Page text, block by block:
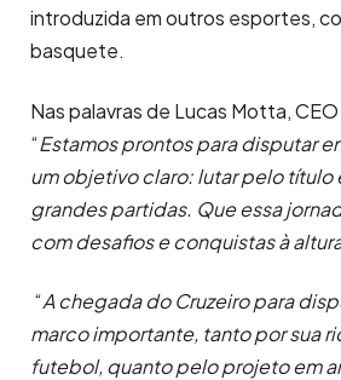
introduzida em outros esportes,
basquete.
Nas palavras de Lucas Motta,
“Estamos prontos para disputar
um objetivo claro: lutar pelo título
grandes partidas. Que essa
com desafios e conquistas à
“A chegada do Cruzeiro para
marco importante, tanto por sua
futebol, quanto pelo projeto em